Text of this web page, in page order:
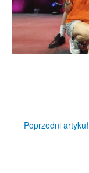
Poprzedni artykuł